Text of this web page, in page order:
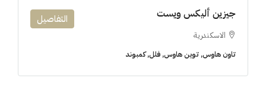
جيزين أليكس ويست
الاسكندرية
تاون هاوس, توين هاوس, فلل, كمبوند
التفاصيل